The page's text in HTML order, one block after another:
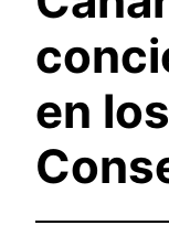
en los